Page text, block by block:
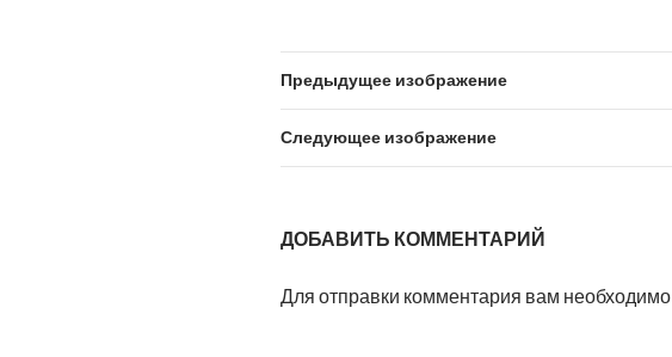
Предыдущее изображение
Следующее изображение
ДОБАВИТЬ КОММЕНТАРИЙ
Для отправки комментария вам необходимо